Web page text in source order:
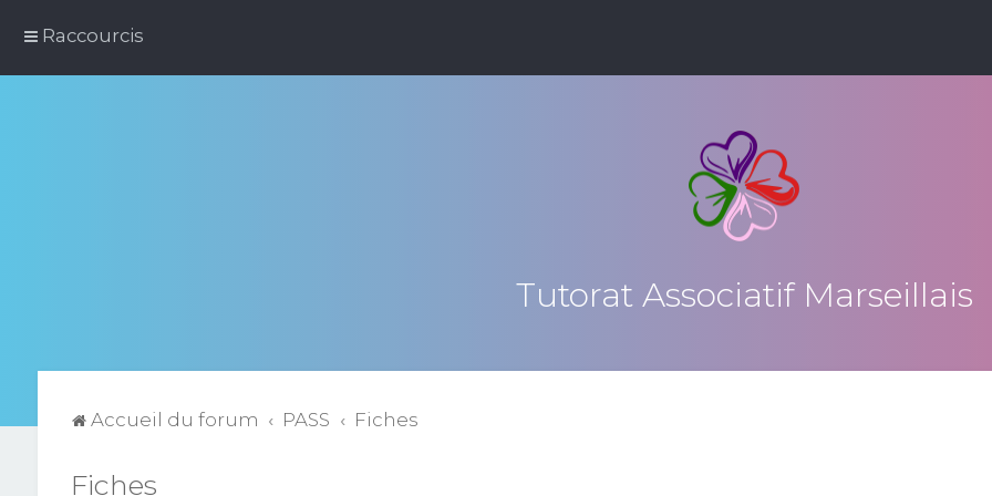
Raccourcis
Tutorat Associatif Marseillais
Accueil du forum PASS Fiches
Fiches